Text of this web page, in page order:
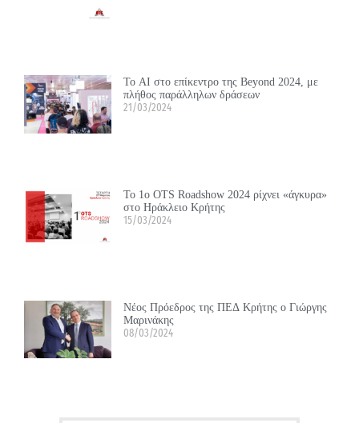
Το ΑΙ στο επίκεντρο της Beyond 2024, με
πλήθος παράλληλων δράσεων
21/03/2024
Το 1ο OTS Roadshow 2024 ρίχνει «άγκυρα»
στο Ηράκλειο Κρήτης
15/03/2024
Νέος Πρόεδρος της ΠΕΔ Κρήτης ο Γιώργης
Μαρινάκης
08/03/2024